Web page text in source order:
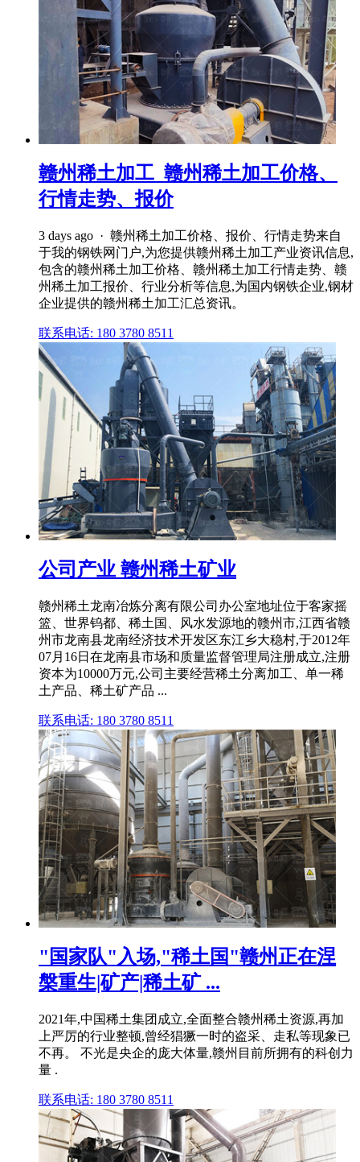
赣州稀土加工_赣州稀土加工价格、
行情走势、报价
3 days ago · 赣州稀土加工价格、报价、行情走势来自
于我的钢铁网门户,为您提供赣州稀土加工产业资讯信息,
包含的赣州稀土加工价格、赣州稀土加工行情走势、赣
州稀土加工报价、行业分析等信息,为国内钢铁企业,钢材
企业提供的赣州稀土加工汇总资讯。
联系电话: 180 3780 8511
公司产业 赣州稀土矿业
赣州稀土龙南冶炼分离有限公司办公室地址位于客家摇
篮、世界钨都、稀土国、风水发源地的赣州市,江西省赣
州市龙南县龙南经济技术开发区东江乡大稳村,于2012年
07月16日在龙南县市场和质量监督管理局注册成立,注册
资本为10000万元,公司主要经营稀土分离加工、单一稀
土产品、稀土矿产品 ...
联系电话: 180 3780 8511
"国家队"入场,"稀土国"赣州正在涅
槃重生|矿产|稀土矿 ...
2021年,中国稀土集团成立,全面整合赣州稀土资源,再加
上严厉的行业整顿,曾经猖獗一时的盗采、走私等现象已
不再。 不光是央企的庞大体量,赣州目前所拥有的科创力
量 .
联系电话: 180 3780 8511